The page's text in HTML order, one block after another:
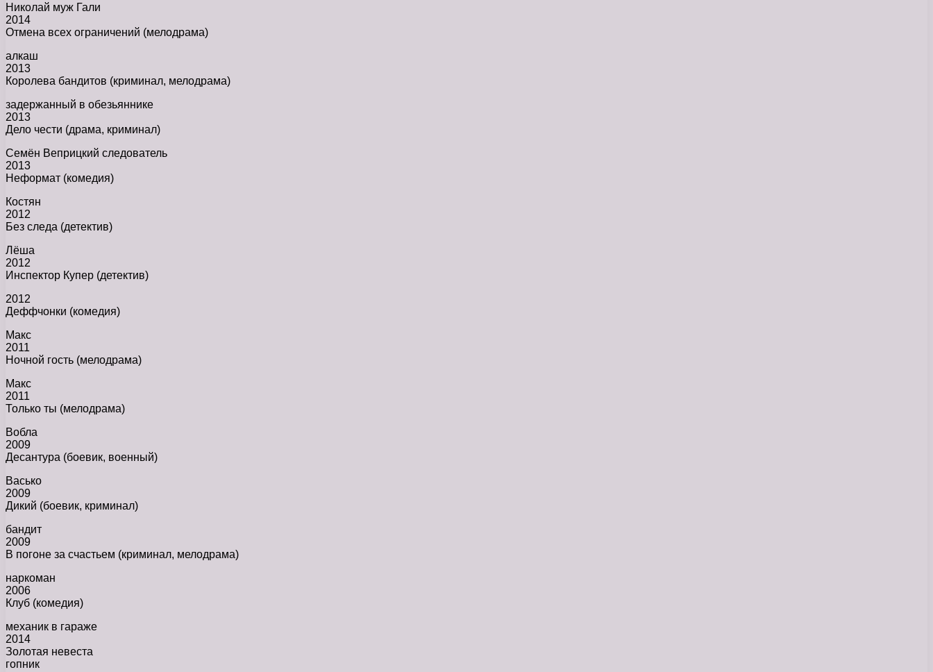
Николай муж Гали
2014
Отмена всех ограничений (мелодрама)
алкаш
2013
Королева бандитов (криминал, мелодрама)
задержанный в обезьяннике
2013
Дело чести (драма, криминал)
Семён Веприцкий следователь
2013
Неформат (комедия)
Костян
2012
Без следа (детектив)
Лёша
2012
Инспектор Купер (детектив)
2012
Деффчонки (комедия)
Макс
2011
Ночной гость (мелодрама)
Макс
2011
Только ты (мелодрама)
Вобла
2009
Десантура (боевик, военный)
Васько
2009
Дикий (боевик, криминал)
бандит
2009
В погоне за счастьем (криминал, мелодрама)
наркоман
2006
Клуб (комедия)
механик в гараже
2014
Золотая невеста
гопник